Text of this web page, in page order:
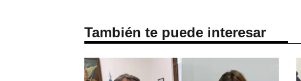
También te puede interesar